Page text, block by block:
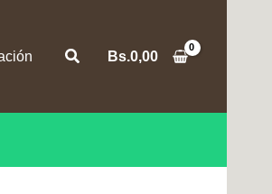
BuscarBs.0,00